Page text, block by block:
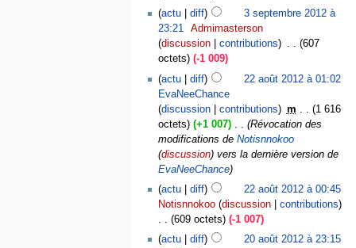
actu
diff
3 septembre 2012 à
23:21
Admimasterson
discussion
contributions
607
octets
-1 009
actu
diff
22 août 2012 à 01:02
EvaNeeChance
discussion
contributions m
1 616
octets
+1 007
Révocation des
modifications deNotisnnokoo
(discussion) vers la dernière version de
EvaNeeChance
actu
diff
22 août 2012 à 00:45
Notisnnokoo discussion
contributions
609 octets
-1 007
actu
diff
20 août 2012 à 23:15